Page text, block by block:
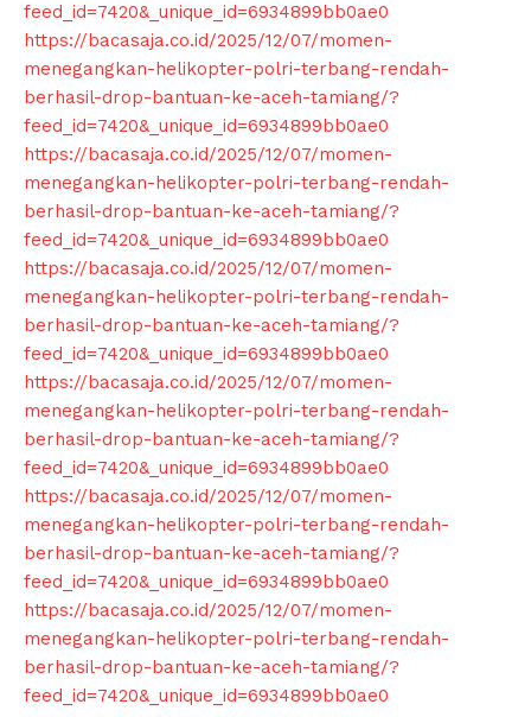
feed_id=7420&_unique_id=6934899bb0ae0
https://bacasaja.co.id/2025/12/07/momen-
menegangkan-helikopter-polri-terbang-rendah-
berhasil-drop-bantuan-ke-aceh-tamiang/?
feed_id=7420&_unique_id=6934899bb0ae0
https://bacasaja.co.id/2025/12/07/momen-
menegangkan-helikopter-polri-terbang-rendah-
berhasil-drop-bantuan-ke-aceh-tamiang/?
feed_id=7420&_unique_id=6934899bb0ae0
https://bacasaja.co.id/2025/12/07/momen-
menegangkan-helikopter-polri-terbang-rendah-
berhasil-drop-bantuan-ke-aceh-tamiang/?
feed_id=7420&_unique_id=6934899bb0ae0
https://bacasaja.co.id/2025/12/07/momen-
menegangkan-helikopter-polri-terbang-rendah-
berhasil-drop-bantuan-ke-aceh-tamiang/?
feed_id=7420&_unique_id=6934899bb0ae0
https://bacasaja.co.id/2025/12/07/momen-
menegangkan-helikopter-polri-terbang-rendah-
berhasil-drop-bantuan-ke-aceh-tamiang/?
feed_id=7420&_unique_id=6934899bb0ae0
https://bacasaja.co.id/2025/12/07/momen-
menegangkan-helikopter-polri-terbang-rendah-
berhasil-drop-bantuan-ke-aceh-tamiang/?
feed_id=7420&_unique_id=6934899bb0ae0